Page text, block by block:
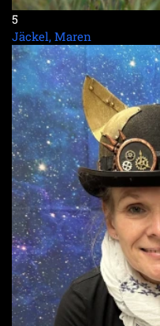
5
Jäckel, Maren